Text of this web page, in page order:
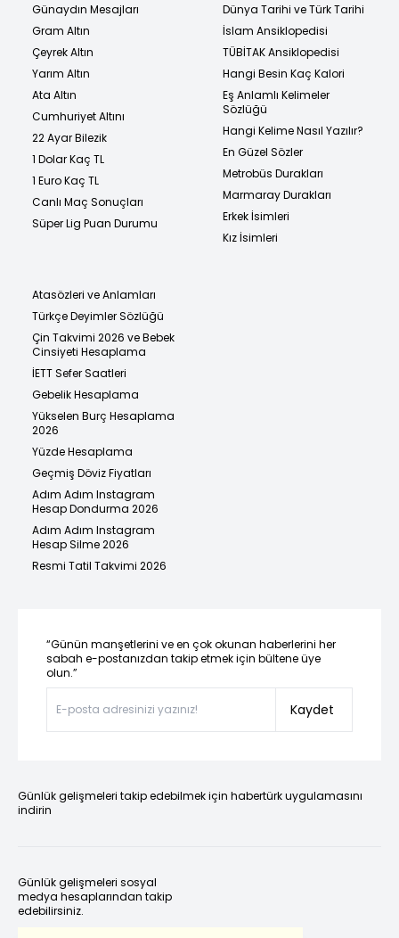
Günaydın Mesajları
Gram Altın
Çeyrek Altın
Yarım Altın
Ata Altın
Cumhuriyet Altını
22 Ayar Bilezik
1 Dolar Kaç TL
1 Euro Kaç TL
Canlı Maç Sonuçları
Süper Lig Puan Durumu
Dünya Tarihi ve Türk Tarihi
İslam Ansiklopedisi
TÜBİTAK Ansiklopedisi
Hangi Besin Kaç Kalori
Eş Anlamlı Kelimeler
Sözlüğü
Hangi Kelime Nasıl Yazılır?
En Güzel Sözler
Metrobüs Durakları
Marmaray Durakları
Erkek İsimleri
Kız İsimleri
Atasözleri ve Anlamları
Türkçe Deyimler Sözlüğü
Çin Takvimi 2026 ve Bebek
Cinsiyeti Hesaplama
İETT Sefer Saatleri
Gebelik Hesaplama
Yükselen Burç Hesaplama
2026
Yüzde Hesaplama
Geçmiş Döviz Fiyatları
Adım Adım Instagram
Hesap Dondurma 2026
Adım Adım Instagram
Hesap Silme 2026
Resmi Tatil Takvimi 2026
“Günün manşetlerini ve en çok okunan haberlerini her
sabah e-postanızdan takip etmek için bültene üye
olun.”
Kaydet
Günlük gelişmeleri takip edebilmek için habertürk uygulamasını
indirin
Günlük gelişmeleri sosyal
medya hesaplarından takip
edebilirsiniz.